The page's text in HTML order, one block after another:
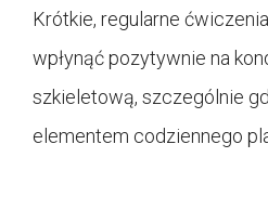
Krótkie, regularne
wpłynąć pozytywnie na
szkieletową, szczególnie
elementem codziennego